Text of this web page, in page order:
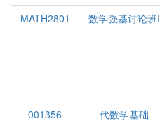
MATH2801
数学强基讨论班I
001356
代数学基础